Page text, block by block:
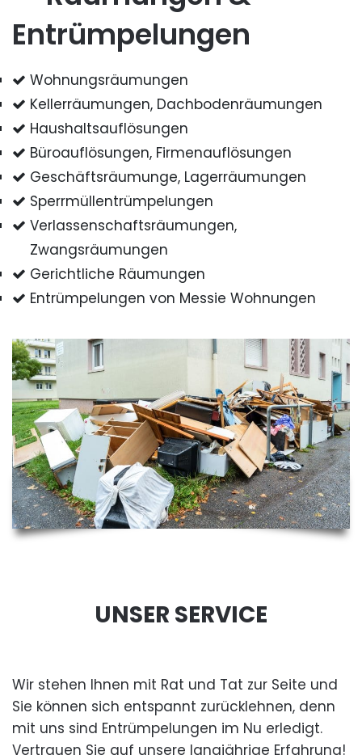
Entrümpelungen
Wohnungsräumungen
Kellerräumungen, Dachbodenräumungen
Haushaltsauflösungen
Büroauflösungen, Firmenauflösungen
Geschäftsräumunge, Lagerräumungen
Sperrmüllentrümpelungen
Verlassenschaftsräumungen,
Zwangsräumungen
Gerichtliche Räumungen
Entrümpelungen von Messie Wohnungen
UNSER SERVICE
Wir stehen Ihnen mit Rat und Tat zur Seite und
Sie können sich entspannt zurücklehnen, denn
mit uns sind Entrümpelungen im Nu erledigt.
Vertrauen Sie auf unsere langjährige Erfahrung!